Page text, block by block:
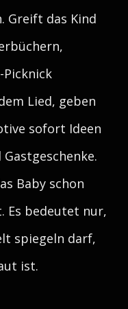
Greift das Kind
Lied, geben
sofort Ideen
Baby schon
Es bedeutet nur,
spiegeln darf,
ist.